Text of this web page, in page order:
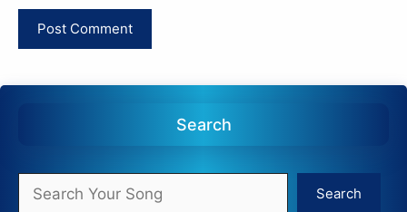
Search
Search